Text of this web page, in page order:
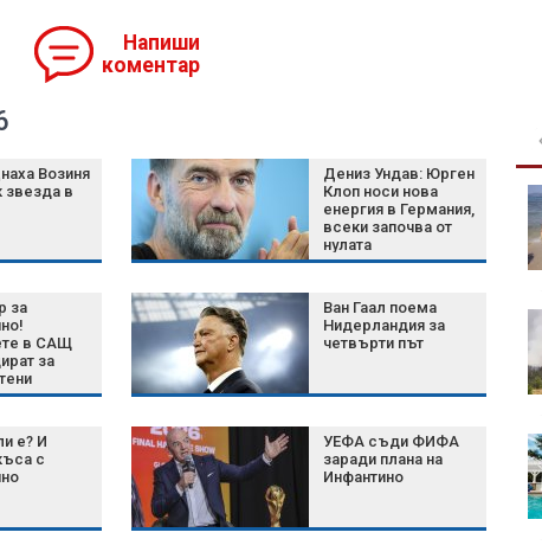
Напиши
коментар
Возиня
звезда в
Дениз Ундав: Юрген
Клоп носи нова
енергия в Германия,
всеки започва от
нулата
за
в САЩ
за
от ФИФА
Ван Гаал поема
Нидерландия за
четвърти път
е? И
с
УЕФА съди ФИФА
заради плана на
Инфантино
Църковен празник на 7
август: Ето кои са
забраните и поличбите
Жега без край:
Температурите отново
Хороскоп за 7 август
2026 г.: Нови
възможности и важни